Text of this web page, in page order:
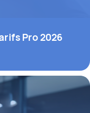
Pro 2026